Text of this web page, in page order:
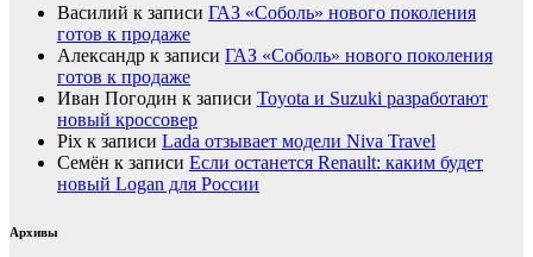
Василий к записи ГАЗ «Соболь» нового поколения
готов к продаже
Александр к записи ГАЗ «Соболь» нового поколения
готов к продаже
Иван Погодин к записи Toyota и Suzuki разработают
новый кроссовер
Pix к записи Lada отзывает модели Niva Travel
Семён к записи Если останется Renault: каким будет
новый Logan для России
Архивы